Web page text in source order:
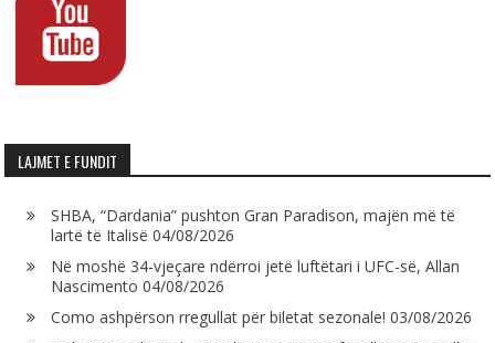
LAJMET E FUNDIT
SHBA, “Dardania” pushton Gran Paradison, majën më të
lartë të Italisë 04/08/2026
Në moshë 34-vjeçare ndërroi jetë luftëtari i UFC-së, Allan
Nascimento 04/08/2026
Como ashpërson rregullat për biletat sezonale! 03/08/2026